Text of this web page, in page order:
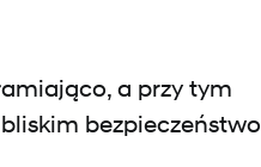
a przy tym
bezpieczeństwo